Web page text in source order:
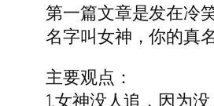
第一篇文章是发在冷
名字叫女神，你的真
主要观点：
1.女神没人追，因为没